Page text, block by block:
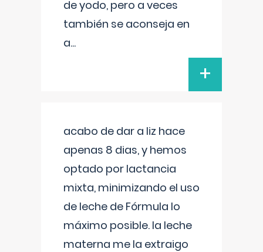
de yodo, pero a veces
también se aconseja en
a...
+
acabo de dar a liz hace
apenas 8 dias, y hemos
optado por lactancia
mixta, minimizando el uso
de leche de Fórmula lo
máximo posible. la leche
materna me la extraigo